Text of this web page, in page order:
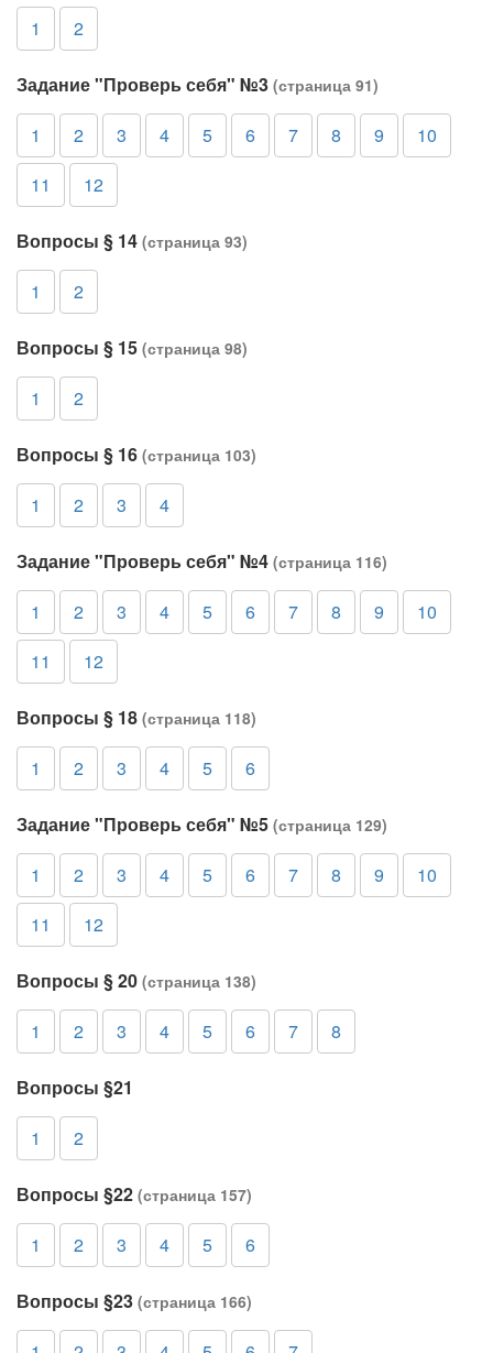
1 2
Задание "Проверь себя" №3 (страница 91)
1 2 3 4 5 6 7 8 9
10
11
12
Вопросы § 14 (страница 93)
1 2
Вопросы § 15 (страница 98)
1 2
Вопросы § 16 (страница 103)
1 2 3 4
Задание "Проверь себя" №4 (страница 116)
1 2 3 4 5 6 7 8 9
10
11
12
Вопросы § 18 (страница 118)
1 2 3 4 5 6
Задание "Проверь себя" №5 (страница 129)
1 2 3 4 5 6 7 8 9
10
11
12
Вопросы § 20 (страница 138)
1 2 3 4 5 6 7 8
Вопросы §21
1
2
Вопросы §22 (страница 157)
1 2 3 4 5 6
Вопросы §23 (страница 166)